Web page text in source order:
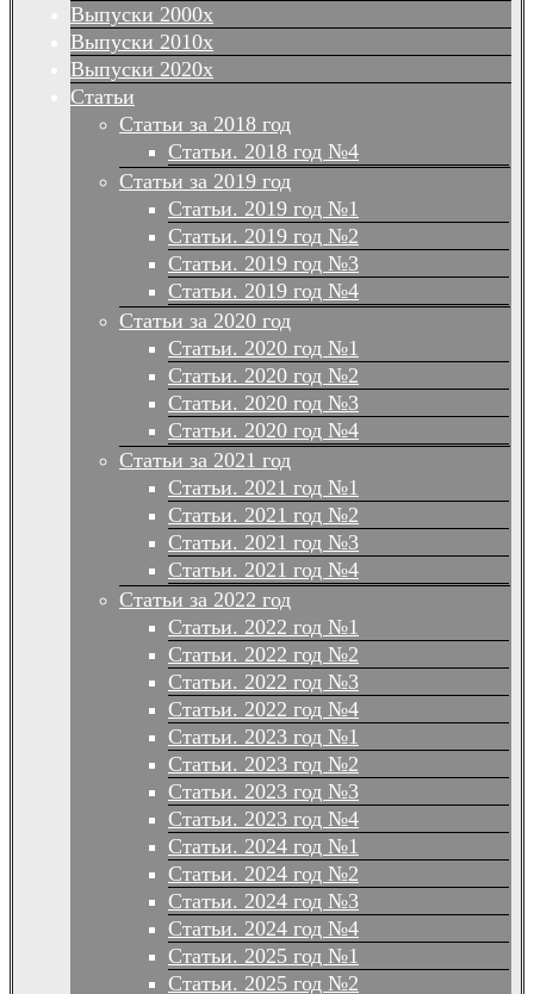
Выпуски 2000х
Выпуски 2010х
Выпуски 2020х
Статьи
Статьи за 2018 год
Статьи. 2018 год №4
Статьи за 2019 год
Статьи. 2019 год №1
Статьи. 2019 год №2
Статьи. 2019 год №3
Статьи. 2019 год №4
Статьи за 2020 год
Статьи. 2020 год №1
Статьи. 2020 год №2
Статьи. 2020 год №3
Статьи. 2020 год №4
Статьи за 2021 год
Статьи. 2021 год №1
Статьи. 2021 год №2
Статьи. 2021 год №3
Статьи. 2021 год №4
Статьи за 2022 год
Статьи. 2022 год №1
Статьи. 2022 год №2
Статьи. 2022 год №3
Статьи. 2022 год №4
Статьи. 2023 год №1
Статьи. 2023 год №2
Статьи. 2023 год №3
Статьи. 2023 год №4
Статьи. 2024 год №1
Статьи. 2024 год №2
Статьи. 2024 год №3
Статьи. 2024 год №4
Статьи. 2025 год №1
Статьи. 2025 год №2